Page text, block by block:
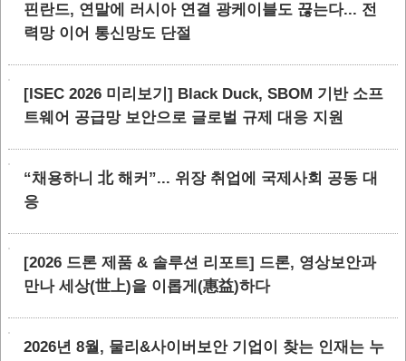
핀란드, 연말에 러시아 연결 광케이블도 끊는다... 전
력망 이어 통신망도 단절
[ISEC 2026 미리보기] Black Duck, SBOM 기반 소프
트웨어 공급망 보안으로 글로벌 규제 대응 지원
“채용하니 北 해커”... 위장 취업에 국제사회 공동 대
응
[2026 드론 제품 & 솔루션 리포트] 드론, 영상보안과
만나 세상(世上)을 이롭게(惠益)하다
2026년 8월, 물리&사이버보안 기업이 찾는 인재는 누